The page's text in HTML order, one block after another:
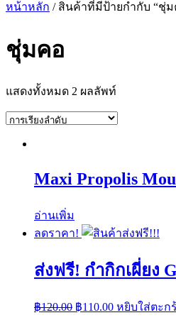
หน้าหลัก / สินค้าที่มีป้ายกำกับ “ชุ่ม
ชุ่มคอ
แสดงทั้งหมด 2 ผลลัพท์
Maxi Propolis
อ่านเพิ่ม
ลดราคา!
ส่งฟรี! กำกิกเผี่ยง
฿120.00 ฿110.00 หยิบใส่ตะก